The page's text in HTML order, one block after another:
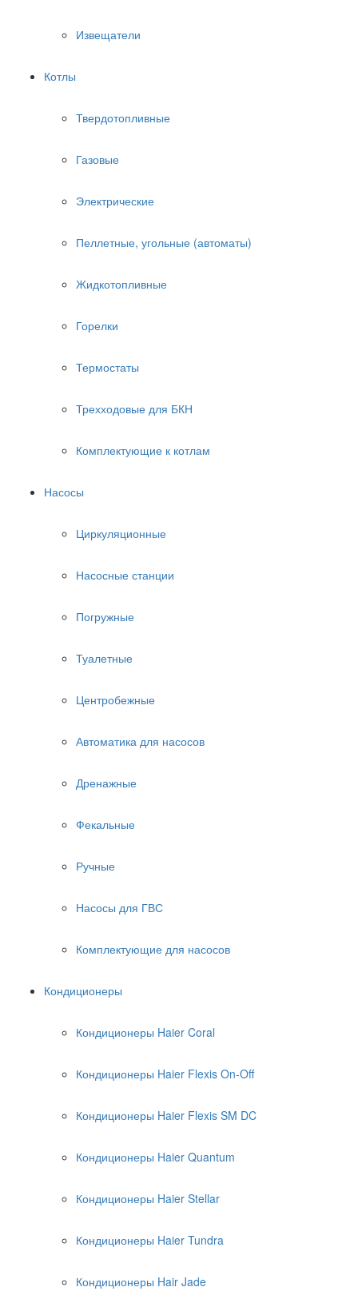
Извещатели
Котлы
Твердотопливные
Газовые
Электрические
Пеллетные, угольные (автоматы)
Жидкотопливные
Горелки
Термостаты
Трехходовые для БКН
Комплектующие к котлам
Насосы
Циркуляционные
Насосные станции
Погружные
Туалетные
Центробежные
Автоматика для насосов
Дренажные
Фекальные
Ручные
Насосы для ГВС
Комплектующие для насосов
Кондиционеры
Кондиционеры Haier Coral
Кондиционеры Haier Flexis On-Off
Кондиционеры Haier Flexis SM DC
Кондиционеры Haier Quantum
Кондиционеры Haier Stellar
Кондиционеры Haier Tundra
Кондиционеры Hair Jade